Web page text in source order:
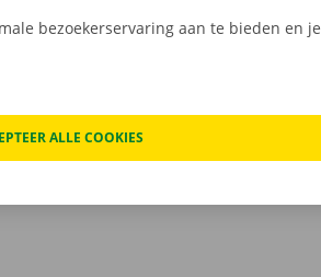
bezoekerservaring aan te bieden en je
ALLE COOKIES